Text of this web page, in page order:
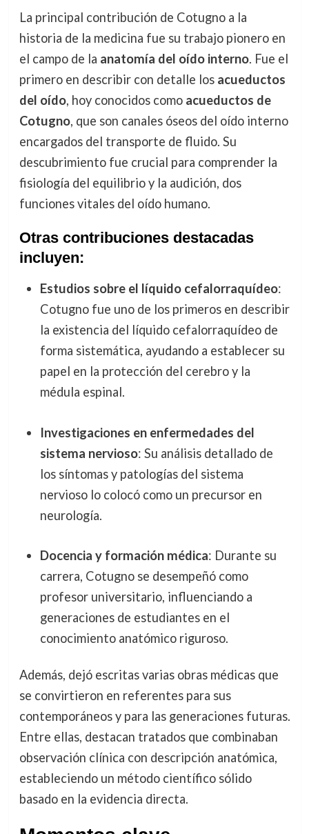
La principal contribución de Cotugno a la
historia de la medicina fue su trabajo pionero en
el campo de la anatomía del oído interno. Fue el
primero en describir con detalle los acueductos
del oído, hoy conocidos como acueductos de
Cotugno, que son canales óseos del oído interno
encargados del transporte de fluido. Su
descubrimiento fue crucial para comprender la
fisiología del equilibrio y la audición, dos
funciones vitales del oído humano.
Otras contribuciones destacadas
incluyen:
Estudios sobre el líquido cefalorraquídeo:
Cotugno fue uno de los primeros en describir
la existencia del líquido cefalorraquídeo de
forma sistemática, ayudando a establecer su
papel en la protección del cerebro y la
médula espinal.
Investigaciones en enfermedades del
sistema nervioso: Su análisis detallado de
los síntomas y patologías del sistema
nervioso lo colocó como un precursor en
neurología.
Docencia y formación médica: Durante su
carrera, Cotugno se desempeñó como
profesor universitario, influenciando a
generaciones de estudiantes en el
conocimiento anatómico riguroso.
Además, dejó escritas varias obras médicas que
se convirtieron en referentes para sus
contemporáneos y para las generaciones futuras.
Entre ellas, destacan tratados que combinaban
observación clínica con descripción anatómica,
estableciendo un método científico sólido
basado en la evidencia directa.